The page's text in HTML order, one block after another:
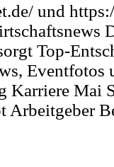
und
Top-
Eventfotos
Karriere Mai